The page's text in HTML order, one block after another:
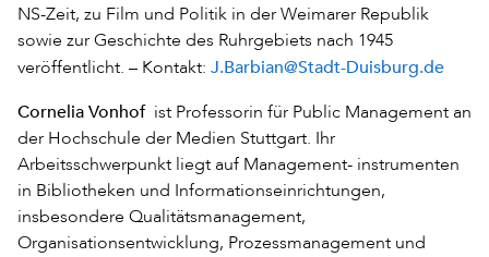
NS-Zeit, zu Film und Politik in der Weimarer Republik
sowie zur Geschichte des Ruhrgebiets nach 1945
veröffentlicht. – Kontakt: J.Barbian@Stadt-Duisburg.de
Cornelia Vonhofist Professorin für Public Management an
der Hochschule der Medien Stuttgart. Ihr
Arbeitsschwerpunkt liegt auf Management- instrumenten
in Bibliotheken und Informationseinrichtungen,
insbesondere Qualitätsmanagement,
Organisationsentwicklung, Prozessmanagement und